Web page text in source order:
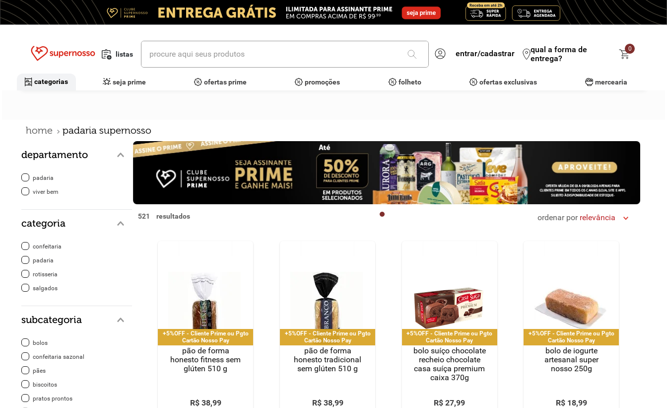
listas
procure aqui seus produtos
entrar/cadastrar
qual a forma de
entrega?
0
categorias seja prime ofertas prime promoções folheto ofertas exclusivas mercearia
padaria supernosso
departamento
padaria
viver bem
categoria
confeitaria
padaria
rotisseria
salgados
subcategoria
bolos
confeitaria sazonal
pães
biscoitos
pratos prontos
521 ordenar por relevância
+5%OFF - Cliente Prime ou Pgto
Cartão Nosso Pay
pão de forma
honesto fitness sem
glúten 510 g
R$ 38,99
+5%OFF - Cliente Prime ou Pgto
Cartão Nosso Pay
pão de forma
honesto tradicional
sem glúten 510 g
R$ 38,99
+5%OFF - Cliente Prime ou Pgto
Cartão Nosso Pay
bolo suíço chocolate
recheio chocolate
casa suíça premium
caixa 370g
R$ 27,99
+5%OFF - Cliente Prime ou Pgto
Cartão Nosso Pay
bolo de iogurte
artesanal super
nosso 250g
R$ 18,99
termos mais buscados
3º
4º iogurte
vinhos
7º queijo